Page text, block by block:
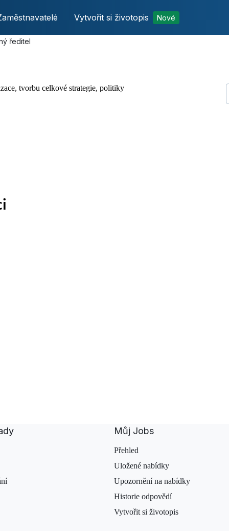
Vytvořit si životopis Nové
ředitel
tvorbu celkové strategie, politiky
Můj Jobs
Přehled
Uložené nabídky
Upozornění na nabídky
Historie odpovědí
Vytvořit si životopis